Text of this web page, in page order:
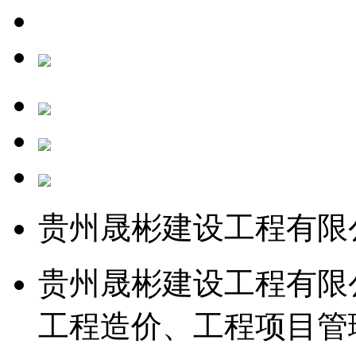
贵州晟彬建设工程有
贵州晟彬建设工程有
工程造价、工程项目